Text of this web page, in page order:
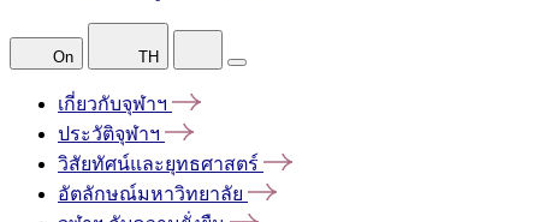
On TH
เกี่ยวกับจุฬาฯ
ประวัติจุฬาฯ
วิสัยทัศน์และยุทธศาสตร์
อัตลักษณ์มหาวิทยาลัย